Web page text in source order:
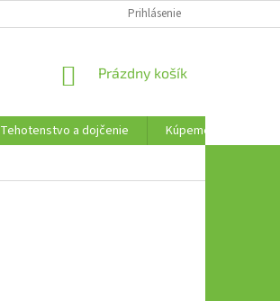
Prihlásenie
NÁKUPNÝ
Prázdny košík
Tehotenstvo a dojčenie
Kúpeme, plávame a